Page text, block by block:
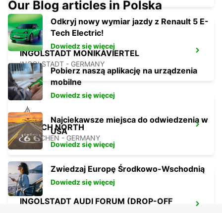
INGOLSTADT MONIKAVIERTEL
INGOLSTADT - GERMANY
MUNICH NORTH
MUENCHEN - GERMANY
INGOLSTADT AUDI FORUM (DROP-OFF
Our Blog articles in Polska
Odkryj nowy wymiar jazdy z Renault 5 E-
Tech Electric!
Dowiedz się więcej
Pobierz naszą aplikację na urządzenia
mobilne
Dowiedz się więcej
Najciekawsze miejsca do odwiedzenia w
USA
Dowiedz się więcej
Zwiedzaj Europę Środkowo-Wschodnią
Dowiedz się więcej